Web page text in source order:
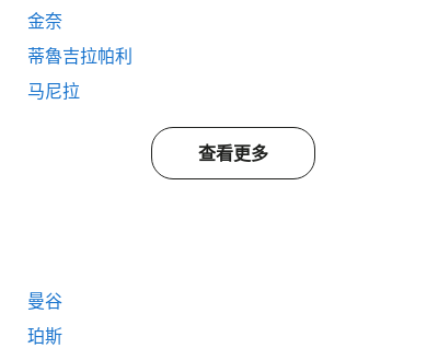
金奈
蒂魯吉拉帕利
马尼拉
查看更多
曼谷
珀斯